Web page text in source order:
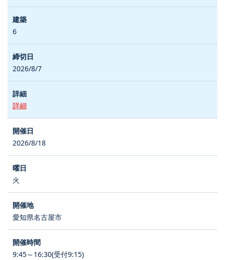
6
2026/8/7
詳細
2026/8/18
火
愛知県名古屋市
9:45～16:30(受付9:15)